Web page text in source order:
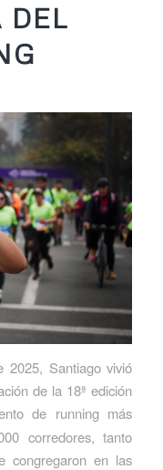
DEL
2025, Santiago vivió
de la 18ª edición
de running más
corredores, tanto
congregaron en las